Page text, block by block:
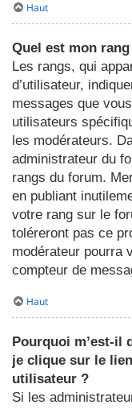
Haut
Quel est mon
Les rangs, qui
d’utilisateur,
messages que
utilisateurs
les modérateurs.
administrateur du
rangs du forum.
en publiant
votre rang sur le
toléreront pas ce
modérateur pourra
compteur de
Haut
Pourquoi m’est-il
je clique sur le
utilisateur ?
Si les